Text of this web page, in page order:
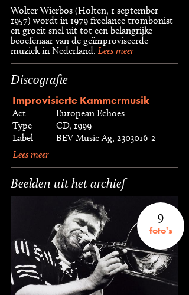
Wolter Wierbos (Holten, 1 september
1957) wordt in 1979 freelance trombonist
en groeit snel uit tot een belangrijke
beoefenaar van de geïmproviseerde
muziek in Nederland. Lees meer
Discografie
Improvisierte Kammermusik
Act
European Echoes
Type
CD, 1999
Label
BEV Music Ag, 2303016-2
Lees meer
Beelden uit het archief
9
foto's